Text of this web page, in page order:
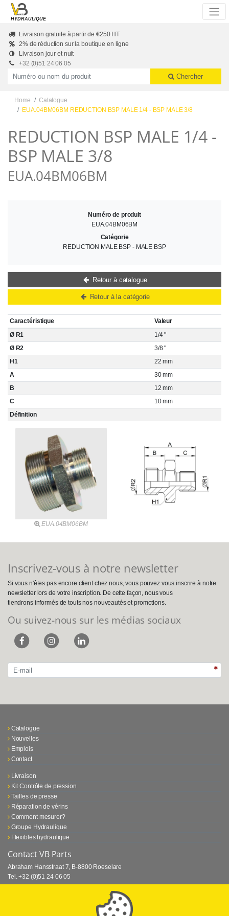
Skip to main content
HYDRAULIQUE
Livraison gratuite à partir de €250 HT
2% de réduction sur la boutique en ligne
Livraison jour et nuit
+32 (0)51 24 06 05
Productnummer of naam
Chercher
Home
Catalogue
EUA.04BM06BM REDUCTION BSP MALE 1/4 - BSP MALE 3/8
REDUCTION BSP MALE 1/4 -
BSP MALE 3/8
EUA.04BM06BM
Caractéristique
Valeur
Ø R1
1/4 "
Ø R2
3/8 "
H1
22 mm
A
30 mm
B
12 mm
C
10 mm
Définition
EUA.04BM06BM
Numéro de produit
EUA.04BM06BM
Catégorie
REDUCTION MALE BSP - MALE BSP
Retour à catalogue
Retour à la catégorie
Inscrivez-vous à notre newsletter
Si vous n'êtes pas encore client chez nous, vous pouvez vous inscrire à notre
newsletter lors de votre inscription. De cette façon, nous vous
tiendrons informés de touts nos nouveautés et promotions.
Ou suivez-nous sur les médias sociaux
Catalogue
Nouvelles
Emplois
Contact
Livraison
Kit Contrôle de pression
Tailles de presse
Réparation de vérins
Comment mesurer?
Groupe Hydraulique
Flexibles hydraulique
Contact VB Parts
Abraham Hansstraat 7, B-8800 Roeselare
Tel. +32 (0)51 24 06 05
⏳ Dernier mois de promotion Webtec!